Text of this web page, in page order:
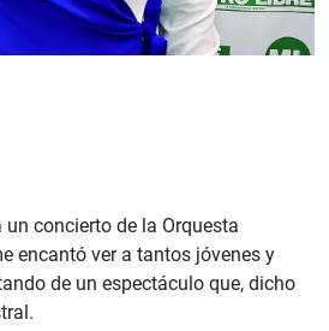
concierto de la Orquesta
encantó ver a tantos jóvenes y
de un espectáculo que, dicho